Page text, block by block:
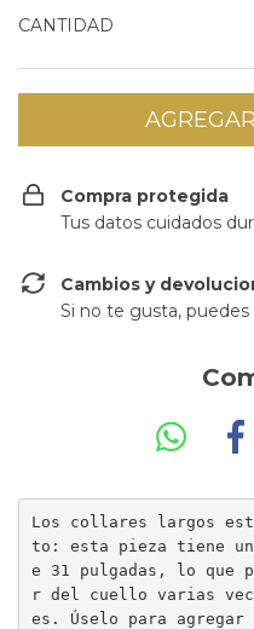
CANTIDAD
Compra protegida
Tus datos cuidados
Cambios y
Si no te gusta,
Los collares largos
to: esta pieza tiene
e 31 pulgadas, lo que
r del cuello varias
es. Úselo para